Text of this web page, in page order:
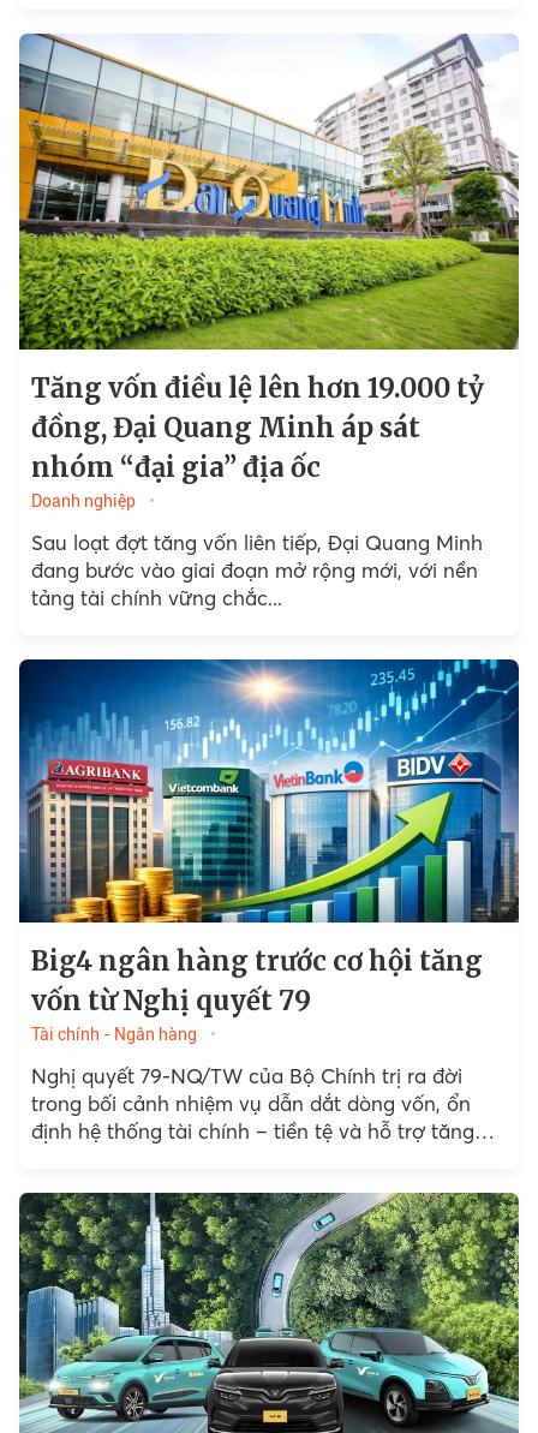
Tăng vốn điều lệ lên hơn 19.000 tỷ
đồng, Đại Quang Minh áp sát
nhóm “đại gia” địa ốc
Doanh nghiệp
Sau loạt đợt tăng vốn liên tiếp, Đại Quang Minh
đang bước vào giai đoạn mở rộng mới, với nền
tảng tài chính vững chắc...
Big4 ngân hàng trước cơ hội tăng
vốn từ Nghị quyết 79
Tài chính - Ngân hàng
Nghị quyết 79-NQ/TW của Bộ Chính trị ra đời
trong bối cảnh nhiệm vụ dẫn dắt dòng vốn, ổn
định hệ thống tài chính – tiền tệ và hỗ trợ tăng